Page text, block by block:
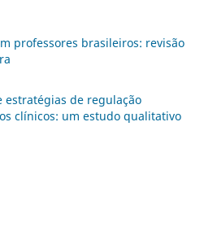
professores brasileiros: revisão
estratégias de regulação
clínicos: um estudo qualitativo